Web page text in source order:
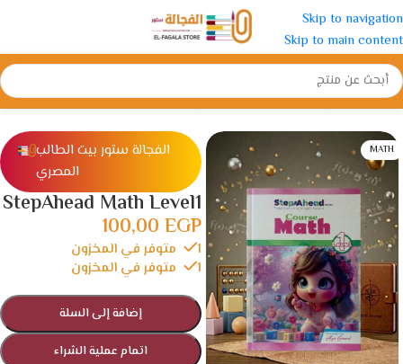
Skip to navigation
Skip to main content
الرئيسية/رياض الأطفال/كتب التأسيس
MATH
الفجالة ستور بيت الطالب
المصري
StepAhead Math Level1
100,00 EGP
1 متوفر في المخزون
1 متوفر في المخزون
إضافة إلى السلة
اتمام عملية الشراء